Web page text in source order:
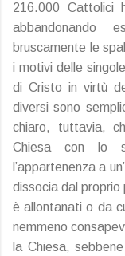
216.000 Cattolici
abbandonando
bruscamente le
i motivi delle
di Cristo in virtù
diversi sono
chiaro, tuttavia,
Chiesa con lo
l’appartenenza a
dissocia dal
è allontanati o da
nemmeno
la Chiesa,